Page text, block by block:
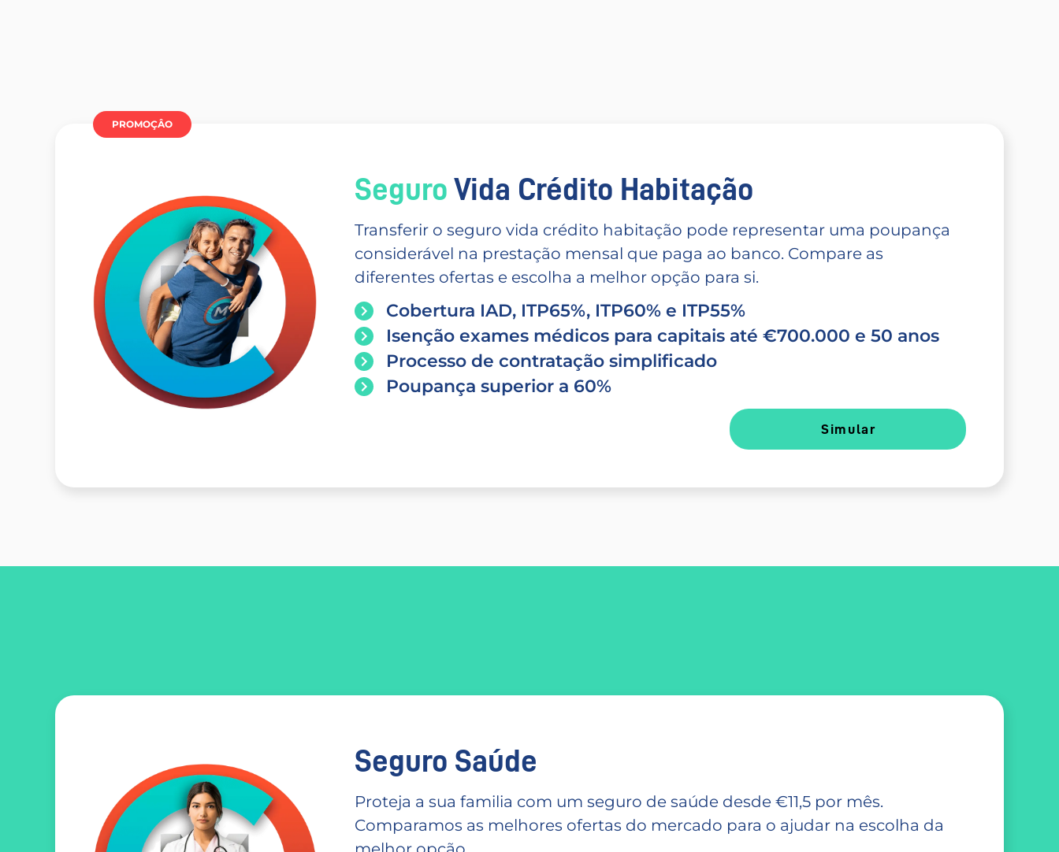
PROMOÇÂO
Seguro Vida Crédito Habitação
Transferir o seguro vida crédito habitação pode representar uma poupança
considerável na prestação mensal que paga ao banco. Compare as
diferentes ofertas e escolha a melhor opção para si.
Cobertura IAD, ITP65%, ITP60% e ITP55%
Isenção exames médicos para capitais até €700.000 e 50 anos
Processo de contratação simplificado
Poupança superior a 60%
Simular
Seguro Saúde
Proteja a sua familia com um seguro de saúde desde €11,5 por mês.
Comparamos as melhores ofertas do mercado para o ajudar na escolha da